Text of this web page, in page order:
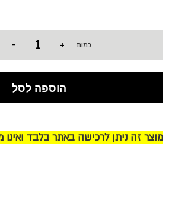
כמות +
-
הוספה לסל
מוצר זה ניתן לרכישה באתר בלבד ואינו